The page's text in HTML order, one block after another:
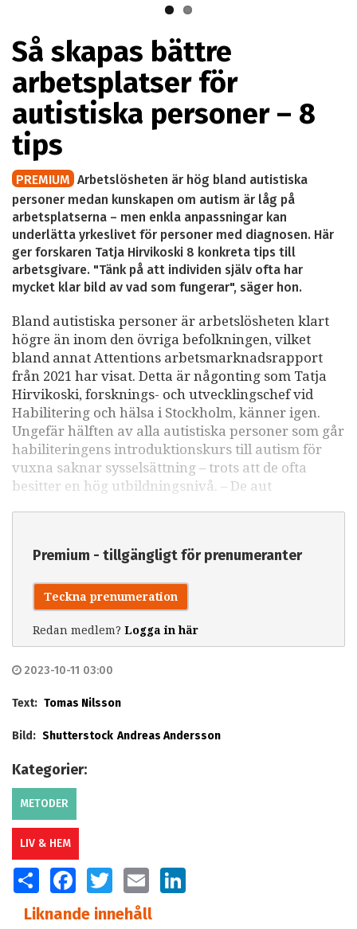
Så skapas bättre
arbetsplatser för
autistiska personer – 8
tips
PREMIUM Arbetslösheten är hög bland autistiska
personer medan kunskapen om autism är låg på
arbetsplatserna – men enkla anpassningar kan
underlätta yrkeslivet för personer med diagnosen. Här
ger forskaren Tatja Hirvikoski 8 konkreta tips till
arbetsgivare. "Tänk på att individen själv ofta har
mycket klar bild av vad som fungerar", säger hon.
Bland autistiska personer är arbetslösheten klart
högre än inom den övriga befolkningen, vilket
bland annat Attentions arbetsmarknadsrapport
från 2021 har visat. Detta är någonting som Tatja
Hirvikoski, forsknings- och utvecklingschef vid
Habilitering och hälsa i Stockholm, känner igen.
Ungefär hälften av alla autistiska personer som går
habiliteringens introduktionskurs till autism för
vuxna saknar sysselsättning – trots att de ofta
besitter en hög utbildningsnivå. – De aut
Premium - tillgängligt för prenumeranter
Teckna prenumeration
Redan medlem? Logga in här
2023-10-11 03:00
Text: Tomas Nilsson
Bild: Shutterstock Andreas Andersson
Kategorier:
METODER
LIV & HEM
SHARE FACEBOOKTWITTER EMAIL
Liknande innehåll